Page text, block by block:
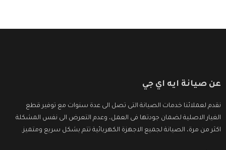
عن صيانة ايه اي جي
نقدم لعملائنا خدمات الصيانة التى تصل الى عدة سنوات مع توفير قطع
الغيار الاصلية لضمان جودتها فى العمل، وعدم التعرض الى نفس المشكلة
اكثر من مرة، الصيانة لجميع الاجهزة الكهربائية تتم بشكل سريع ومتميز.